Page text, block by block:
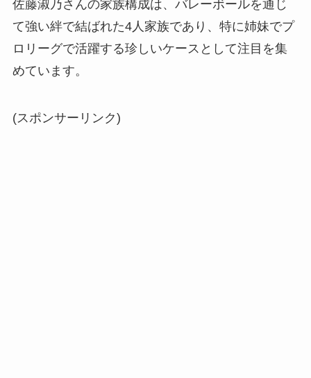
佐藤淑乃さんの家族構成は、バレーボールを通じ
て強い絆で結ばれた4人家族であり、特に姉妹でプ
ロリーグで活躍する珍しいケースとして注目を集
めています。
(スポンサーリンク)